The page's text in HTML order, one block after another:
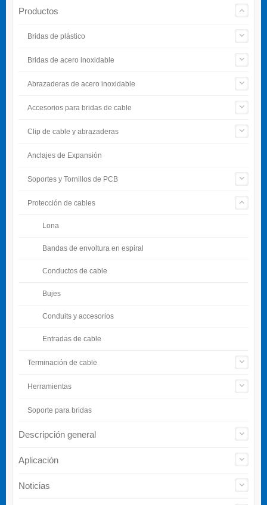
Productos
Bridas de plástico
Bridas de acero inoxidable
Abrazaderas de acero inoxidable
Accesorios para bridas de cable
Clip de cable y abrazaderas
Anclajes de Expansión
Soportes y Tornillos de PCB
Protección de cables
Lona
Bandas de envoltura en espiral
Conductos de cable
Bujes
Conduits y accesorios
Entradas de cable
Terminación de cable
Herramientas
Soporte para bridas
Descripción general
Aplicación
Noticias